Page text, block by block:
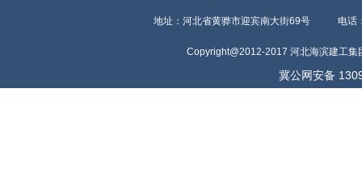
地址：河北省黄骅市迎宾南大街69号 电话
Copyright@2012-2017 河北海滨建工集
冀公网安备